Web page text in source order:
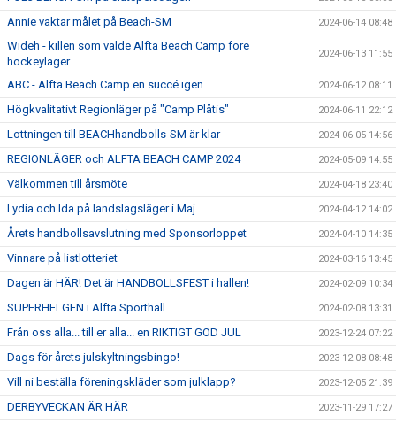
Annie vaktar målet på Beach-SM 2024-06-14 08:48
Wideh - killen som valde Alfta Beach Camp före
hockeyläger
2024-06-13 11:55
ABC - Alfta Beach Camp en succé igen 2024-06-12 08:11
Högkvalitativt Regionläger på "Camp Plåtis" 2024-06-11 22:12
Lottningen till BEACHhandbolls-SM är klar 2024-06-05 14:56
REGIONLÄGER och ALFTA BEACH CAMP 2024 2024-05-09 14:55
Välkommen till årsmöte 2024-04-18 23:40
Lydia och Ida på landslagsläger i Maj 2024-04-12 14:02
Årets handbollsavslutning med Sponsorloppet 2024-04-10 14:35
Vinnare på listlotteriet 2024-03-16 13:45
Dagen är HÄR! Det är HANDBOLLSFEST i hallen! 2024-02-09 10:34
SUPERHELGEN i Alfta Sporthall 2024-02-08 13:31
Från oss alla... till er alla... en RIKTIGT GOD JUL 2023-12-24 07:22
Dags för årets julskyltningsbingo! 2023-12-08 08:48
Vill ni beställa föreningskläder som julklapp? 2023-12-05 21:39
DERBYVECKAN ÄR HÄR 2023-11-29 17:27